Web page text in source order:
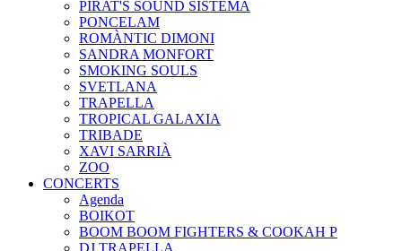
PIRAT'S SOUND SISTEMA
PONCELAM
ROMÀNTIC DIMONI
SANDRA MONFORT
SMOKING SOULS
SVETLANA
TRAPELLA
TROPICAL GALAXIA
TRIBADE
XAVI SARRIÀ
ZOO
CONCERTS
Agenda
BOIKOT
BOOM BOOM FIGHTERS & COOKAH P
DJ TRAPELLA